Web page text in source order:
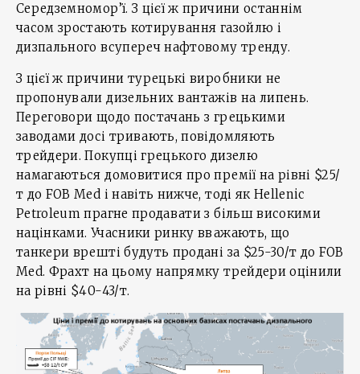
Середземномор’ї. З цієї ж причини останнім
часом зростають котирування газойлю і
дизпального всупереч нафтовому тренду.
З цієї ж причини турецькі виробники не
пропонували дизельних вантажів на липень.
Переговори щодо постачань з грецькими
заводами досі тривають, повідомляють
трейдери. Покупці грецького дизелю
намагаються домовитися про премії на рівні $25/
т до FOB Med і навіть нижче, тоді як Hellenic
Petroleum прагне продавати з більш високими
націнками. Учасники ринку вважають, що
танкери врешті будуть продані за $25-30/т до FOB
Med. Фрахт на цьому напрямку трейдери оцінили
на рівні $40-43/т.